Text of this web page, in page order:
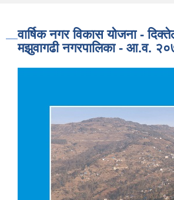
वार्षिक नगर विकास योजना -
मझुवागढी नगरपालिका - आ.व.